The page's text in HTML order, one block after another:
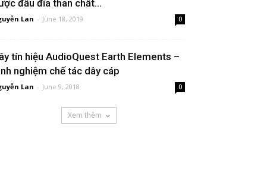
đầu đĩa than chất...
Lan - June 18, 2019 0
tín hiệu AudioQuest Earth Elements –
nghiệm chế tác dây cáp
Lan - June 9, 2018 0
Xem thêm